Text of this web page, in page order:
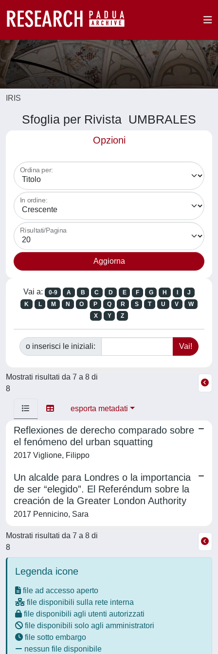
IRIS
Sfoglia per Rivista UMBRALES
Opzioni
Ordina per:
In ordine:
Risultati/Pagina
Vai a: 0-9 A B C D E F G H
J
K
L M N O P Q R S T U V
W
X
Y Z
o inserisci le iniziali:
Mostrati risultati da 7 a 8 di
8
esporta metadati
Reflexiones de derecho comparado sobre
el fenómeno del urban squatting
2017 Viglione, Filippo
Un alcalde para Londres o la importancia
de ser “elegido”. El Referéndum sobre la
creación de la Greater London Authority
2017 Pennicino, Sara
Mostrati risultati da 7 a 8 di
8
Legenda icone
file ad accesso aperto
file disponibili sulla rete interna
file disponibili agli utenti autorizzati
file disponibili solo agli amministratori
file sotto embargo
nessun file disponibile